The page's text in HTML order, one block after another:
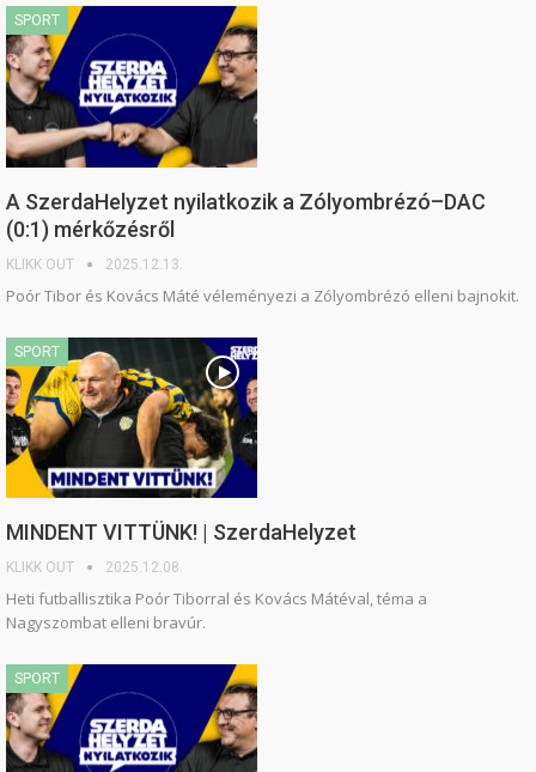
SPORT
A SzerdaHelyzet nyilatkozik a Zólyombrézó–DAC
(0:1) mérkőzésről
KLIKK OUT 2025.12.13.
Poór Tibor és Kovács Máté véleményezi a Zólyombrézó elleni bajnokit.
SPORT
MINDENT VITTÜNK! | SzerdaHelyzet
KLIKK OUT 2025.12.08.
Heti futballisztika Poór Tiborral és Kovács Mátéval, téma a
Nagyszombat elleni bravúr.
SPORT